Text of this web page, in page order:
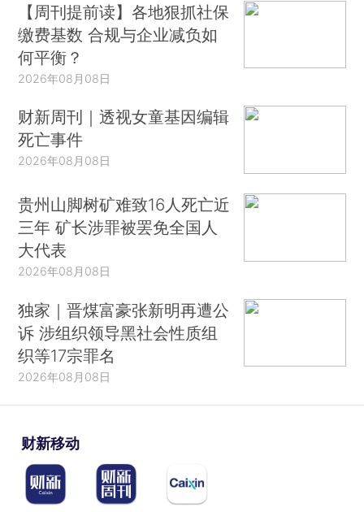
【周刊提前读】各地狠抓社保
缴费基数 合规与企业减负如
何平衡？
2026年08月08日
财新周刊｜透视女童基因编辑
死亡事件
2026年08月08日
贵州山脚树矿难致16人死亡近
三年 矿长涉罪被罢免全国人
大代表
2026年08月08日
独家｜晋煤富豪张新明再遭公
诉 涉组织领导黑社会性质组
织等17宗罪名
2026年08月08日
财新移动